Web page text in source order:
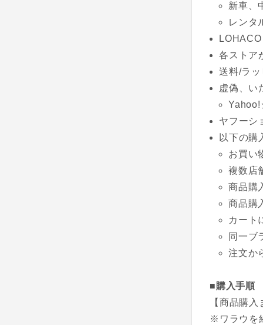
新車、
レンタ
各ストア
送料/ラ
虚偽、い
Yahoo!
ヤフーシ
以下の購
お買い
複数店
商品購
商品購
カート
同一ブ
注文か
■購入手順
【商品購
※ワラウを